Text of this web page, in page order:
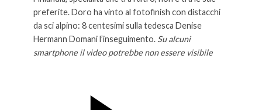
preferite. Doro ha vinto al fotofinish con distacchi
da sci alpino: 8 centesimi sulla tedesca Denise
Hermann Domani l’inseguimento. Su alcuni
smartphone il video potrebbe non essere visibile